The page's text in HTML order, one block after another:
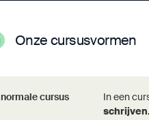
Onze cursusvormen
normale cursus In een